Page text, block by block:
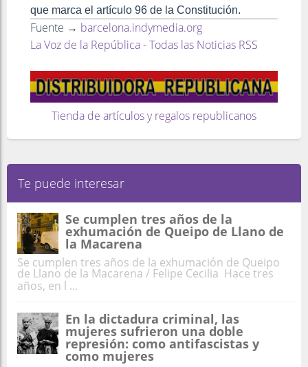
que marca el artículo 96 de la Constitución.
Fuente → barcelona.indymedia.org
La Voz de la República - Todas las Noticias RSS
Tienda de artículos y regalos republicanos
Te puede interesar
Se cumplen tres años de la
exhumación de Queipo de Llano de
la Macarena
Se cumplen tres años de la exhumación de Queipo
de Llano de la Macarena / Felipe Cecilia Hace tres
años, en l ...
En la dictadura criminal, las
mujeres sufrieron una doble
represión: como antifascistas y
como mujeres